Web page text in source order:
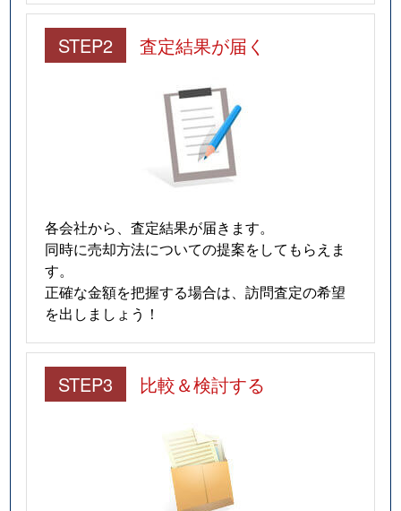
STEP2 査定結果が届く
各会社から、査定結果が届きます。
同時に売却方法についての提案をしてもらえま
す。
正確な金額を把握する場合は、訪問査定の希望
を出しましょう！
STEP3 比較＆検討する